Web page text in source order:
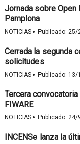
Jornada sobre Open
Pamplona
NOTICIAS · Publicado: 25/
Cerrada la segunda
solicitudes
NOTICIAS · Publicado: 13/
Tercera
FIWARE
NOTICIAS · Publicado: 24/
INCENSe lanza la